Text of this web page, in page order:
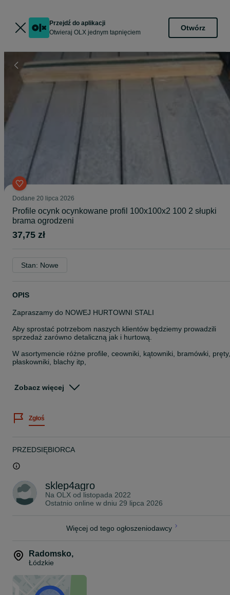
Przejdź do aplikacji
Otwieraj OLX jednym tapnięciem
Otwórz
Dodane 20 lipca 2026
Profile ocynk ocynkowane profil 100x100x2 100 2 słupki
brama ogrodzeni
37,75 zł
Stan: Nowe
OPIS
Zapraszamy do NOWEJ HURTOWNI STALI
Aby sprostać potrzebom naszych klientów będziemy prowadzili
sprzedaż zarówno detaliczną jak i hurtową.
W asortymencie różne profile, ceowniki, kątowniki, bramówki, pręty,
płaskowniki, blachy itp,
Dział stalowy czynny w godz. 8-16
Zobacz więcej
Zgłoś
PRZEDSIĘBIORCA
sklep4agro
Na OLX od listopada 2022
Ostatnio online w dniu 29 lipca 2026
Więcej od tego ogłoszeniodawcy
Radomsko,
Łódzkie